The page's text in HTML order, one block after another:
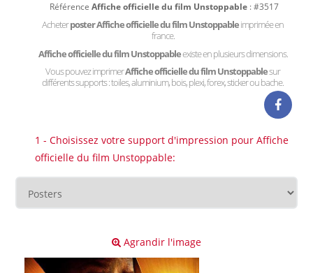
Référence Affiche officielle du film Unstoppable : #3517
Acheterposter Affiche officielle du film Unstoppableimprimée en
france.
Affiche officielle du film Unstoppableexiste en plusieurs dimensions.
Vous pouvez imprimerAffiche officielle du film Unstoppablesur
différents supports : toiles, aluminium, bois, plexi, forex, sticker ou bache.
1 - Choisissez votre support d'impression pour Affiche
officielle du film Unstoppable:
Agrandir l'image